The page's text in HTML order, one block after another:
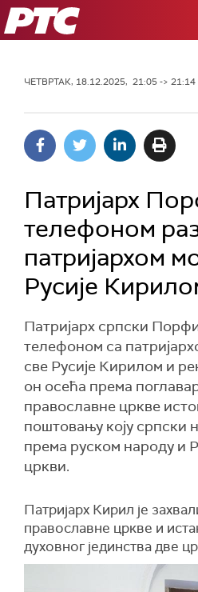
РТС
ЧЕТВРТАК, 18.12.2025, 21:05 -> 21:14
Патријарх
телефоном
патријархом
Русије
Патријарх српски
телефоном са
све Русије Кирилом и
он осећа према
православне цркве
поштовању коју српски
према руском народу и
цркви.
Патријарх Кирил је
православне цркве и
духовног јединства две